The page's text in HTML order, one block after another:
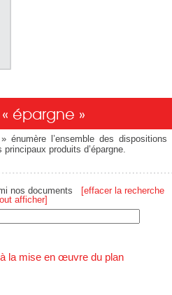
épargne »
énumère l’ensemble des dispositions
produits d’épargne.
nos documents
[effacer la recherche
afficher]
la mise en œuvre du plan